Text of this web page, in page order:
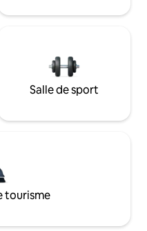
Salle de sport
tourisme